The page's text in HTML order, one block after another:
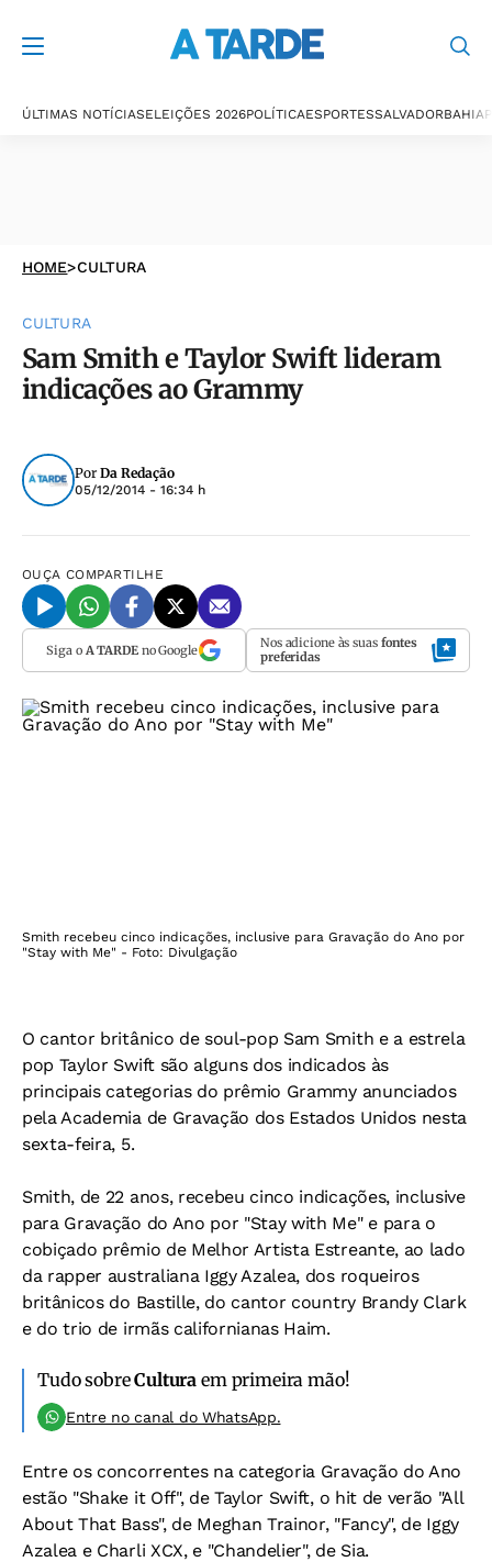
ÚLTIMAS NOTÍCIASELEIÇÕES 2026POLÍTICAESPORTESSALVADORBAHIA
HOME>CULTURA
CULTURA
Sam Smith e Taylor Swift lideram
indicações ao Grammy
Por Da Redação
05/12/2014 - 16:34 h
OUÇA COMPARTILHE
Siga o A TARDEno Google Nos adicione às suas fontes
preferidas
Smith recebeu cinco indicações, inclusive para Gravação do Ano por
"Stay with Me" - Foto: Divulgação
O cantor britânico de soul-pop Sam Smith e a estrela
pop Taylor Swift são alguns dos indicados às
principais categorias do prêmio Grammy anunciados
pela Academia de Gravação dos Estados Unidos nesta
sexta-feira, 5.
Smith, de 22 anos, recebeu cinco indicações, inclusive
para Gravação do Ano por "Stay with Me" e para o
cobiçado prêmio de Melhor Artista Estreante, ao lado
da rapper australiana Iggy Azalea, dos roqueiros
britânicos do Bastille, do cantor country Brandy Clark
e do trio de irmãs californianas Haim.
Tudo sobreCultura em primeira mão!
Entre no canal do WhatsApp.
Entre os concorrentes na categoria Gravação do Ano
estão "Shake it Off", de Taylor Swift, o hit de verão "All
About That Bass", de Meghan Trainor, "Fancy", de Iggy
Azalea e Charli XCX, e "Chandelier", de Sia.